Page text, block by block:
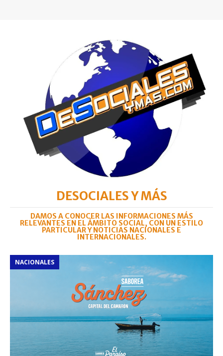
DESOCIALES Y MÁS
DAMOS A CONOCER LAS INFORMACIONES MÁS
RELEVANTES EN EL ÁMBITO SOCIAL, CON UN ESTILO
PARTICULAR Y NOTICIAS NACIONALES E
INTERNACIONALES.
NACIONALES